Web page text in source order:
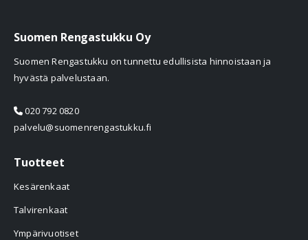
Suomen Rengastukku Oy
Suomen Rengastukku on tunnettu edullisista hinnoistaan ja
hyvästä palvelustaan.
020 792 0820
palvelu@suomenrengastukku.fi
Tuotteet
Kesärenkaat
Talvirenkaat
Ympärivuotiset